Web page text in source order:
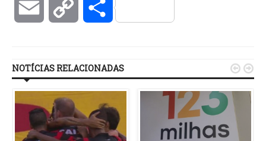
Email Copy Compartilhar
NOTÍCIAS RELACIONADAS  